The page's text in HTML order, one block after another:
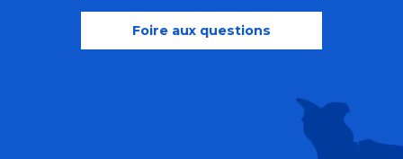
Foire aux questions